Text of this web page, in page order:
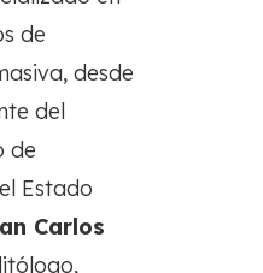
de
desde
del
de
Estado
Carlos